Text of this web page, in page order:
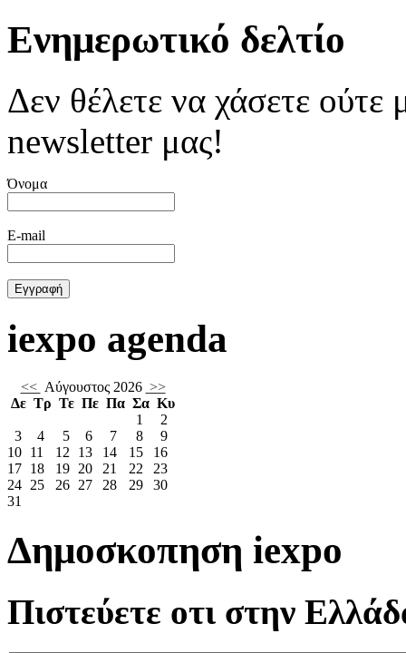
Ενημερωτικό δελτίο
Δεν θέλετε να χάσετε ούτε
newsletter μας!
Όνομα
E-mail
iexpo agenda
<< Αύγουστος 2026 >>
Δε Τρ Τε Πε Πα Σα Κυ
1
2
3
4 5 6 7 8
9
10 11 12 13 14 15
16
17 18 19 20 21 22
23
24 25 26 27 28 29
30
31
Δημοσκοπηση iexpo
Πιστεύετε οτι στην